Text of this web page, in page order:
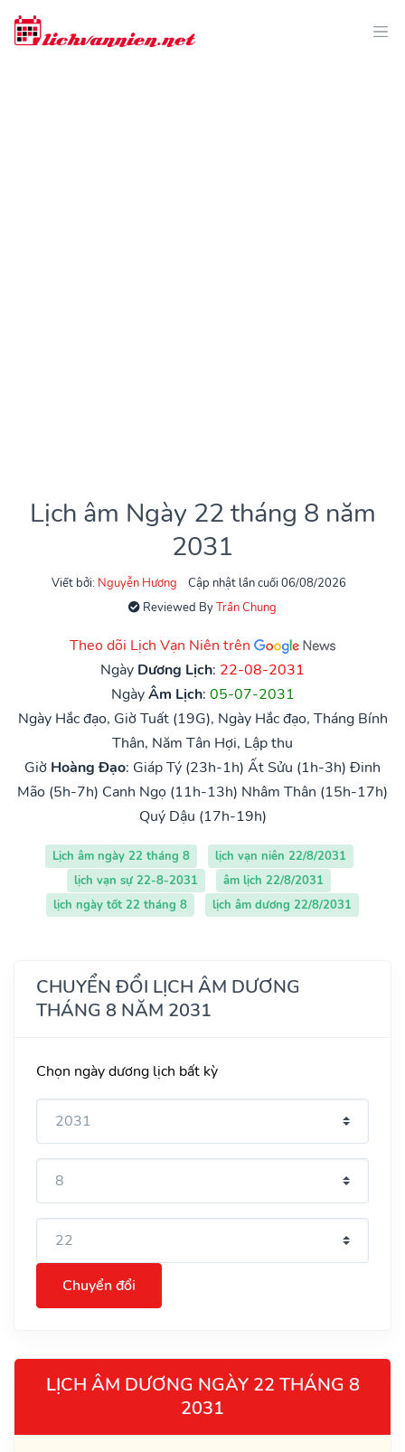
Lịch âm Ngày 22 tháng 8 năm
2031
Viết bởi: Nguyễn Hương
Cập nhật lần cuối 06/08/2026
Reviewed ByTrần Chung
Theo dõi Lịch Vạn Niên trên
Ngày Dương Lịch: 22-08-2031
NgàyÂm Lịch: 05-07-2031
Ngày Hắc đạo, Giờ Tuất (19G), Ngày Hắc đạo, Tháng Bính
Thân, Năm Tân Hợi, Lập thu
Giờ Hoàng Đạo: Giáp Tý (23h-1h) Ất Sửu (1h-3h) Đinh
Mão (5h-7h) Canh Ngọ (11h-13h) Nhâm Thân (15h-17h)
Quý Dậu (17h-19h)
Lịch âm ngày 22 tháng 8
lịch vạn niên 22/8/2031
lịch vạn sự 22-8-2031
âm lịch 22/8/2031
lịch ngày tốt 22 tháng 8
lịch âm dương 22/8/2031
CHUYỂN ĐỔI LỊCH ÂM DƯƠNG
THÁNG 8 NĂM 2031
Chọn ngày dương lịch bất kỳ
Chuyển đổi
LỊCH ÂM DƯƠNG NGÀY 22 THÁNG 8
2031